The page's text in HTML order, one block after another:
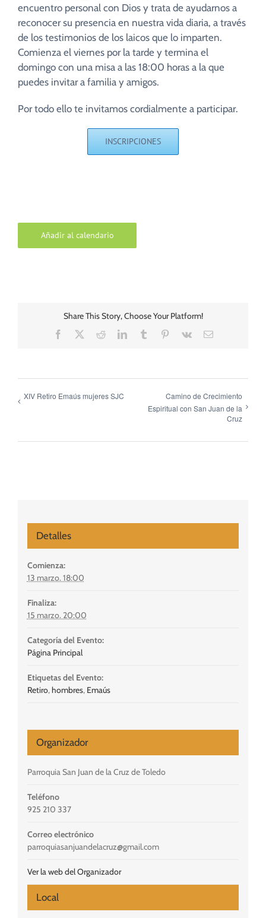
encuentro personal con Dios y trata de ayudarnos a
reconocer su presencia en nuestra vida diaria, a través
de los testimonios de los laicos que lo imparten.
Comienza el viernes por la tarde y termina el
domingo con una misa a las 18:00 horas a la que
puedes invitar a familia y amigos.
Por todo ello te invitamos cordialmente a participar.
INSCRIPCIONES
Añadir al calendario
Share This Story, Choose Your Platform!
Facebook RedditLinkedInTumblr Pinterest
Vk
Correo
XIV Retiro Emaús mujeres SJC
Camino de Crecimiento
Espiritual con San Juan de la
Cruz
Detalles
Comienza:
13 marzo. 18:00
Finaliza:
15 marzo. 20:00
Categoría del Evento:
Página Principal
Etiquetas del Evento:
Retiro, hombres, Emaús
Local
Organizador
Parroquia San Juan de la Cruz de Toledo
Teléfono
925 210 337
Correo electrónico
parroquiasanjuandelacruz@gmail.com
Ver la web del Organizador